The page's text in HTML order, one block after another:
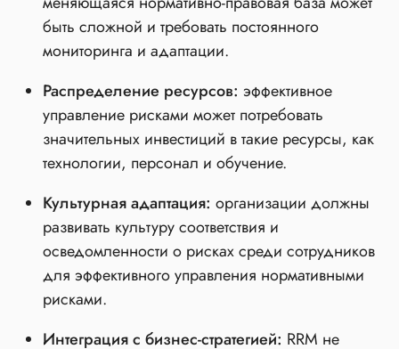
быть сложной и требовать постоянного
мониторинга и адаптации.
Распределение ресурсов: эффективное
управление рисками может потребовать
значительных инвестиций в такие ресурсы, как
технологии, персонал и обучение.
Культурная адаптация: организации должны
развивать культуру соответствия и
осведомленности о рисках среди сотрудников
для эффективного управления нормативными
рисками.
Интеграция с бизнес-стратегией: RRM не